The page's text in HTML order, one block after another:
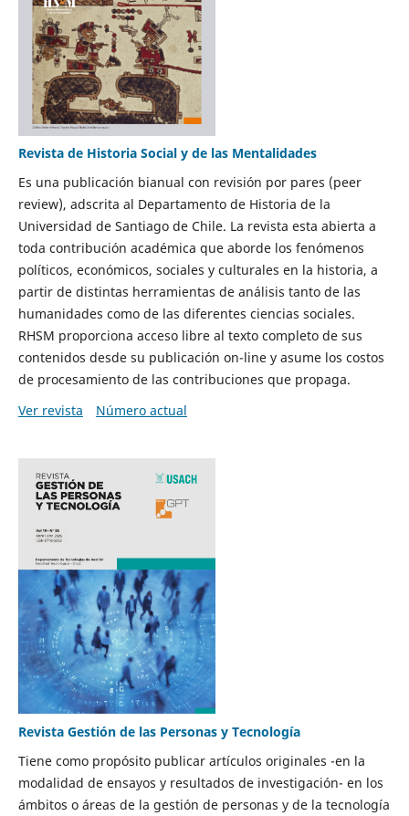
Revista de Historia Social y de las Mentalidades
Es una publicación bianual con revisión por pares (peer
review), adscrita al Departamento de Historia de la
Universidad de Santiago de Chile. La revista esta abierta a
toda contribución académica que aborde los fenómenos
políticos, económicos, sociales y culturales en la historia, a
partir de distintas herramientas de análisis tanto de las
humanidades como de las diferentes ciencias sociales.
RHSM proporciona acceso libre al texto completo de sus
contenidos desde su publicación on-line y asume los costos
de procesamiento de las contribuciones que propaga.
Ver revista
Número actual
Revista Gestión de las Personas y Tecnología
Tiene como propósito publicar artículos originales -en la
modalidad de ensayos y resultados de investigación- en los
ámbitos o áreas de la gestión de personas y de la tecnología